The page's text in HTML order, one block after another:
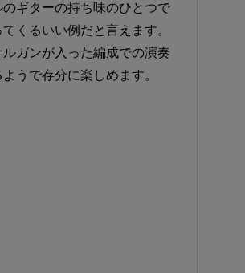
ギターの持ち味のひとつで
くるいい例だと言えます。
ガンが入った編成での演奏
うで存分に楽しめます。